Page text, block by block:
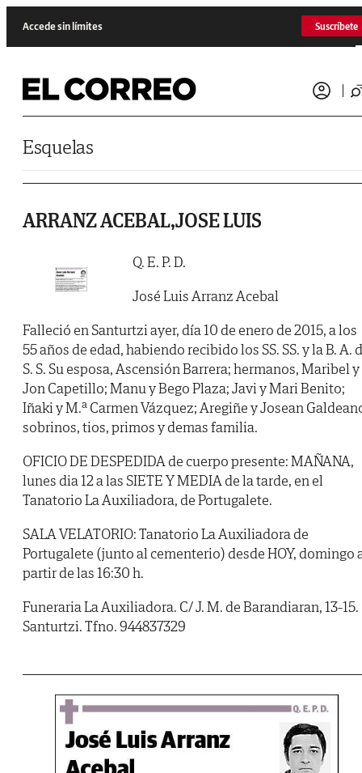
Accede sin límites Suscríbete
Esquelas
ARRANZ ACEBAL,JOSE LUIS
Q. E. P. D.
José Luis Arranz Acebal
Falleció en Santurtzi ayer, día 10 de enero de 2015, a los
55 años de edad, habiendo recibido los SS. SS. y la B. A.
S. S. Su esposa, Ascensión Barrera; hermanos, Maribel y
Jon Capetillo; Manu y Bego Plaza; Javi y Mari Benito;
Iñaki y M.ª Carmen Vázquez; Aregiñe y Josean
sobrinos, tios, primos y demas familia.
OFICIO DE DESPEDIDA de cuerpo presente: MAÑANA,
lunes dia 12 a las SIETE Y MEDIA de la tarde, en el
Tanatorio La Auxiliadora, de Portugalete.
SALA VELATORIO: Tanatorio La Auxiliadora de
Portugalete (junto al cementerio) desde HOY, domingo
partir de las 16:30 h.
Funeraria La Auxiliadora. C/ J. M. de Barandiaran, 13-15.
Santurtzi. Tfno. 944837329